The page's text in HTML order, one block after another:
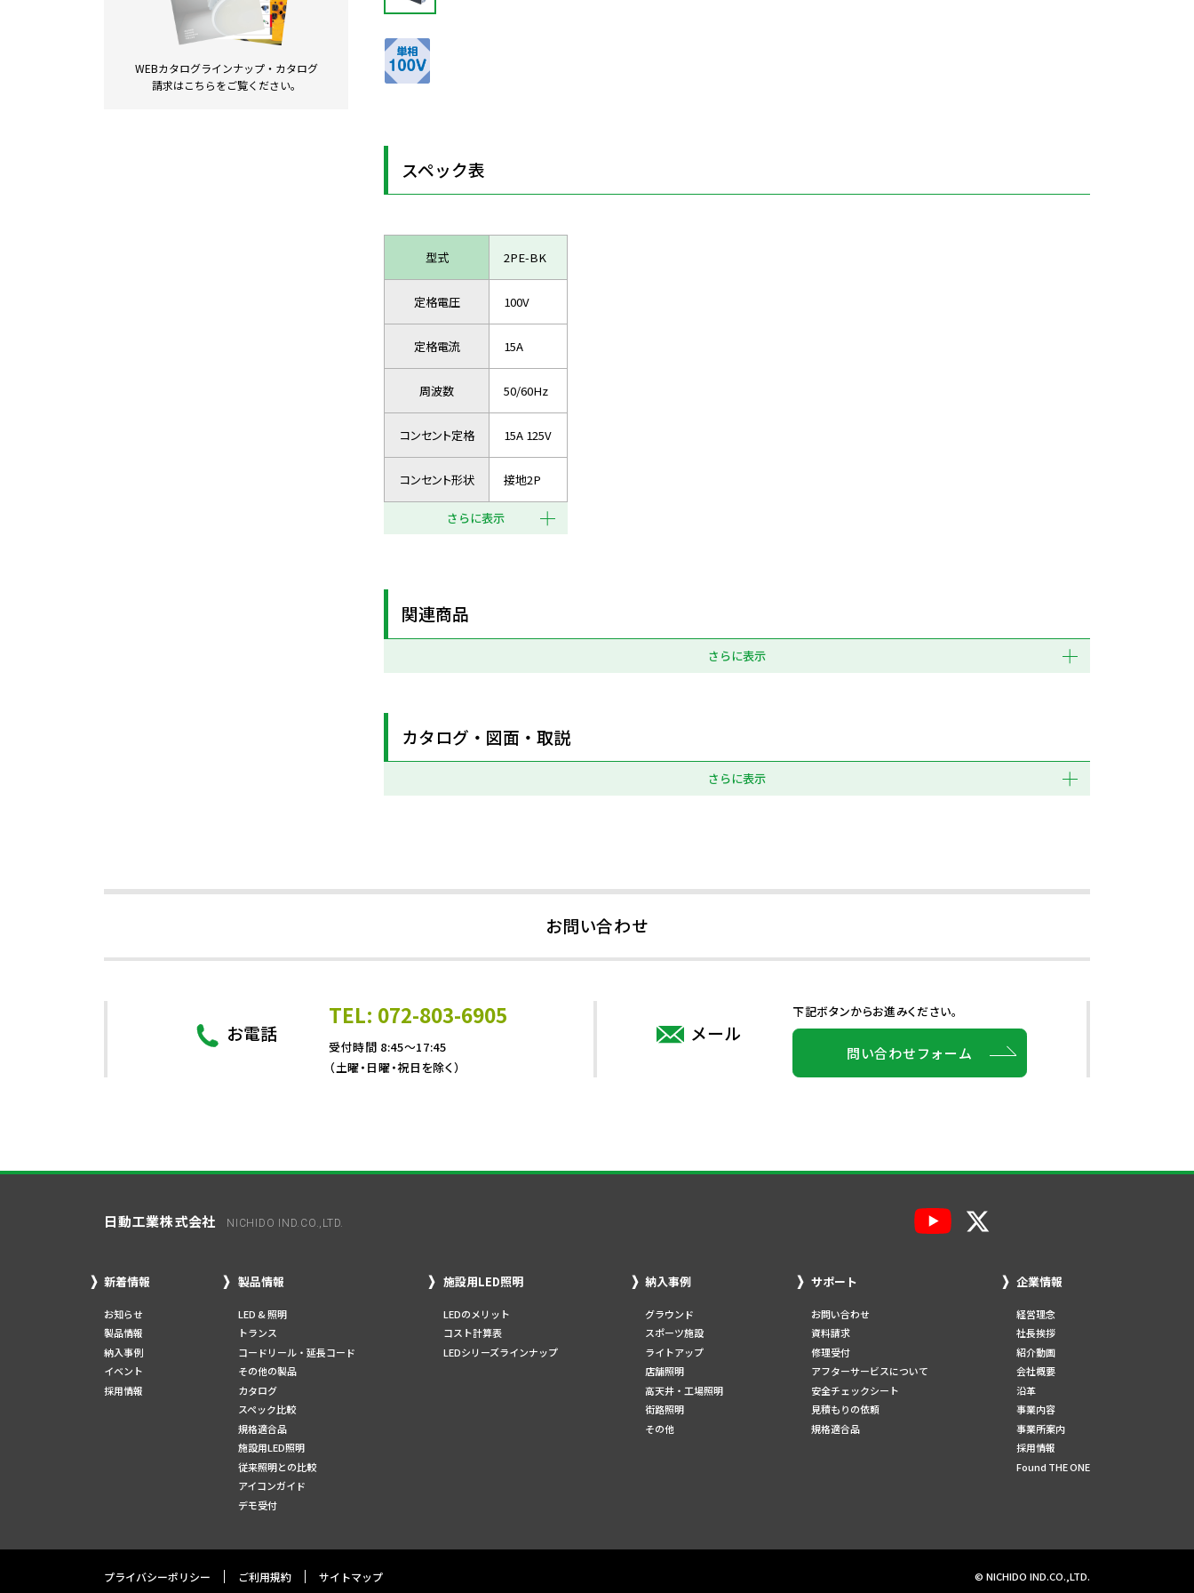
WEBカタログラインナップ・ カタログ
請求はこちらをご覧ください。
スペック表
型式 2PE-BK
定格電圧 100V
定格電流 15A
周波数 50/60Hz
コンセント定格 15A 125V
コンセント形状 接地2P
さらに表示
関連商品
さらに表示
カタログ・図面・取説
さらに表示
お問い合わせ
お電話
TEL: 072-803-6905
受付時間 8:45～17:45
（土曜・日曜・祝日を除く）
メール
下記ボタンからお進みください。
問い合わせフォーム
日動工業株式会社 NICHIDO IND.CO.,LTD.
新着情報
お知らせ
製品情報
納入事例
イベント
採用情報
製品情報
LED & 照明
トランス
コードリール・延長コード
その他の製品
カタログ
スペック比較
規格適合品
施設用LED照明
従来照明との比較
アイコンガイド
デモ受付
施設用LED照明
LEDのメリット
コスト計算表
LEDシリーズラインナップ
納入事例
グラウンド
スポーツ施設
ライトアップ
店舗照明
高天井・工場照明
街路照明
その他
サポート
お問い合わせ
資料請求
修理受付
アフターサービスについて
安全チェックシート
見積もりの依頼
規格適合品
企業情報
経営理念
社長挨拶
紹介動画
会社概要
沿革
事業内容
事業所案内
採用情報
Found THE ONE
プライバシーポリシー ご利用規約 サイトマップ © NICHIDO IND.CO.,LTD.